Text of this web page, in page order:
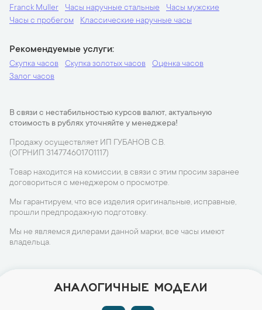
Franck Muller Часы наручные стальные
Часы мужские
Часы с пробегом
Классические наручные часы
Рекомендуемые услуги
Скупка часов Скупка золотых часов
Оценка часов
Залог часов
В связи с нестабильностью курсов валют, актуальную
стоимость в рублях уточняйте у менеджера!
Продажу осуществляет ИП ГУБАНОВ С.В.
(ОГРНИП 314774601701117)
Товар находится на комиссии, в связи с этим просим заранее
договориться с менеджером о просмотре.
Мы гарантируем, что все изделия оригинальные, исправные,
прошли предпродажную подготовку.
Мы не являемся дилерами данной марки, все часы имеют
владельца.
АНАЛОГИЧНЫЕ МОДЕЛИ